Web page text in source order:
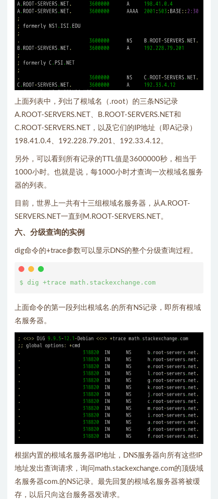
上面列表中，列出了根域名（.root）的三条NS记录
A.ROOT-SERVERS.NET、B.ROOT-SERVERS.NET和
C.ROOT-SERVERS.NET，以及它们的IP地址（即A记录）
198.41.0.4、192.228.79.201、192.33.4.12。
另外，可以看到所有记录的TTL值是3600000秒，相当于
1000小时。也就是说，每1000小时才查询一次根域名服务
器的列表。
目前，世界上一共有十三组根域名服务器，从A.ROOT-
SERVERS.NET一直到M.ROOT-SERVERS.NET。
六、分级查询的实例
dig命令的+trace参数可以显示DNS的整个分级查询过程。
上面命令的第一段列出根域名.的所有NS记录，即所有根域
名服务器。
根据内置的根域名服务器IP地址，DNS服务器向所有这些IP
地址发出查询请求，询问math.stackexchange.com的顶级域
名服务器com.的NS记录。最先回复的根域名服务器将被缓
存，以后只向这台服务器发请求。